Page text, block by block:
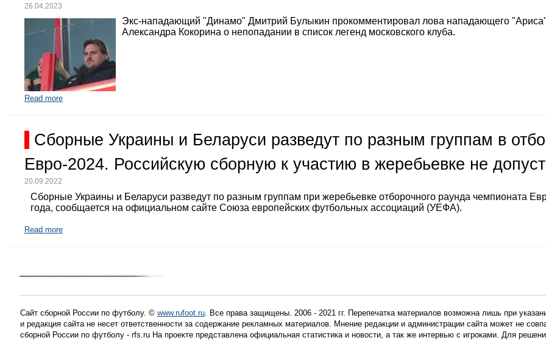
26.04.2023
Экс-нападающий "Динамо" Дмитрий Булыкин прокомментировал лова нападающего "Ариса"
Александра Кокорина о непопадании в список легенд московского клуба.
Read more
Сборные Украины и Беларуси разведут по разным группам в
Евро-2024. Российскую сборную к участию в жеребьевке не
20.09.2022
Сборные Украины и Беларуси разведут по разным группам при жеребьевке отборочного раунда чемпионата
года, сообщается на официальном сайте Союза европейских футбольных ассоциаций (УЕФА).
Read more
Сайт сборной России по футболу. © www.rufoot.ru. Все права защищены. 2006 - 2021 гг. Перепечатка материалов возможна лишь при
и редакция сайта не несет ответственности за содержание рекламных материалов. Мнение редакции и администрации сайта может не
сборной России по футболу - rfs.ru На проекте представлена официальная статистика и новости, а так же интервью с игроками. Для